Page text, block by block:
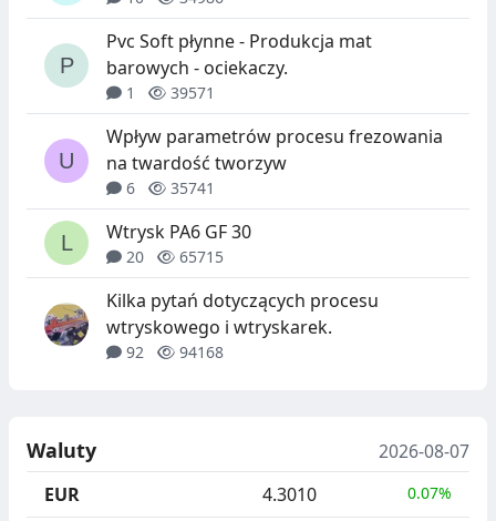
Pvc Soft płynne - Produkcja mat
barowych - ociekaczy.
1 39571
Wpływ parametrów procesu frezowania
na twardość tworzyw
6 35741
Wtrysk PA6 GF 30
20 65715
Kilka pytań dotyczących procesu
wtryskowego i wtryskarek.
92 94168
Waluty
2026-08-07
EUR
4.3010 0.07%